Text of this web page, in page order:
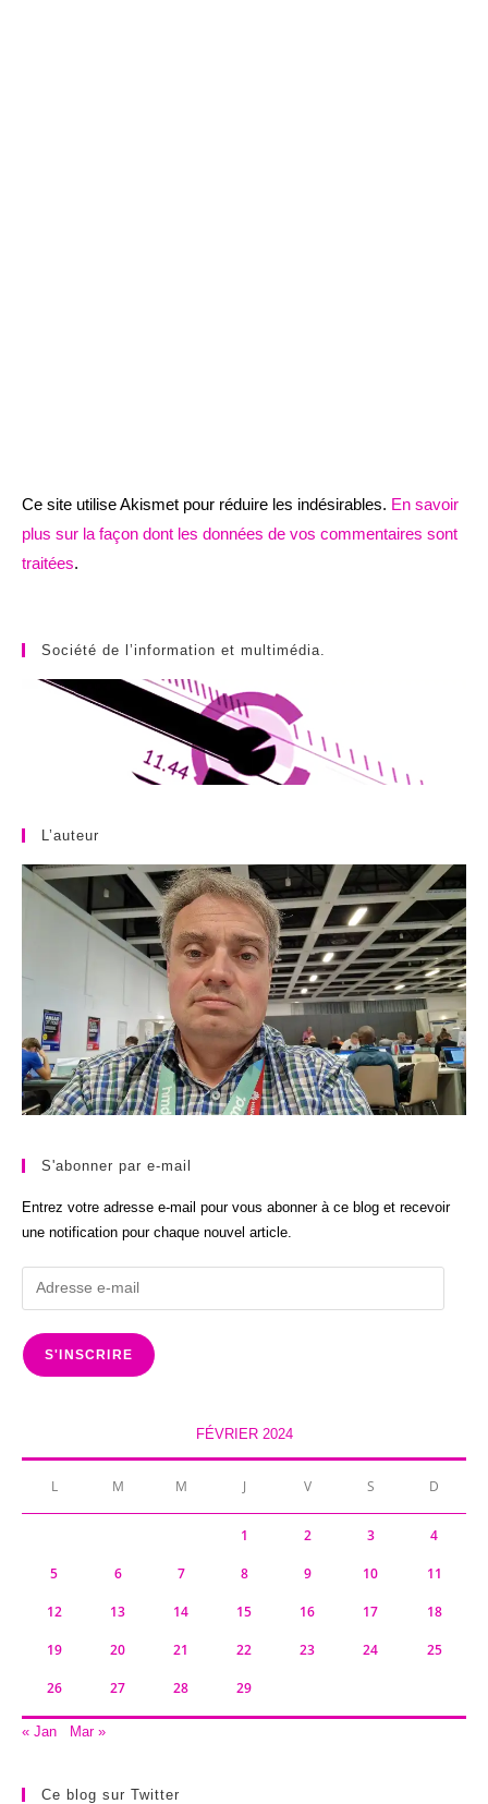
Ce site utilise Akismet pour réduire les indésirables. En savoir
plus sur la façon dont les données de vos commentaires sont
traitées.
Société de l’information et multimédia.
L’auteur
S'abonner par e-mail
Entrez votre adresse e-mail pour vous abonner à ce blog et recevoir
une notification pour chaque nouvel article.
Adresse
e-
mail
S'INSCRIRE
FÉVRIER 2024
L M M J V S D
1 2 3 4
5 6 7 8 9 10 11
12 13 14 15 16 17 18
19 20 21 22 23 24 25
26 27 28 29
« Jan Mar »
Ce blog sur Twitter